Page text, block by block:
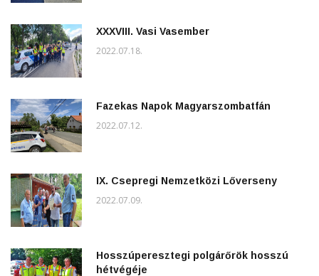
XXXVIII. Vasi Vasember
2022.07.18.
Fazekas Napok Magyarszombatfán
2022.07.12.
IX. Csepregi Nemzetközi Lőverseny
2022.07.09.
Hosszúperesztegi polgárőrök hosszú
hétvégéje